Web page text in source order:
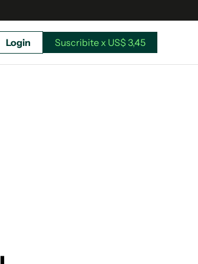
x US$ 3,45
Login Suscribite x US$ 3,45